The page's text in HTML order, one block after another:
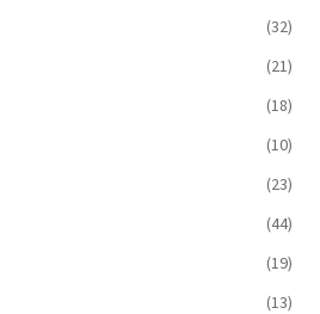
(32)
(21)
(18)
(10)
(23)
(44)
(19)
(13)